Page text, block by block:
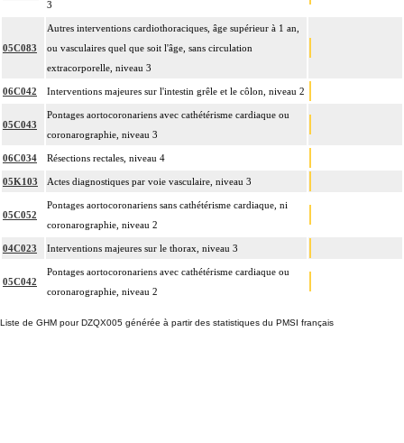
3
05C083
Autres interventions cardiothoraciques, âge supérieur à 1 an,
ou vasculaires quel que soit l'âge, sans circulation
extracorporelle, niveau 3
06C042 Interventions majeures sur l'intestin grêle et le côlon, niveau 2
05C043
Pontages aortocoronariens avec cathétérisme cardiaque ou
coronarographie, niveau 3
06C034 Résections rectales, niveau 4
05K103 Actes diagnostiques par voie vasculaire, niveau 3
05C052
Pontages aortocoronariens sans cathétérisme cardiaque, ni
coronarographie, niveau 2
04C023 Interventions majeures sur le thorax, niveau 3
05C042
Pontages aortocoronariens avec cathétérisme cardiaque ou
coronarographie, niveau 2
Liste de GHM pour DZQX005 générée à partir des statistiques du PMSI français